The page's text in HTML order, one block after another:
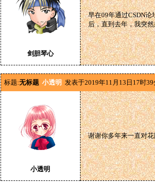
剑胆琴心
早在09年通过CSDN
后，直到去年，我突
标题:无标题 小透明 发表于2019年11月13日17时39
小透明
谢谢你多年来一直对